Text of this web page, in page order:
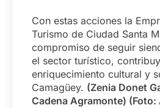
Con estas acciones la
Turismo de Ciudad Santa
compromiso de seguir
el sector turístico,
enriquecimiento cultural y
Camagüey. (Zenia Donet
Cadena Agramonte)